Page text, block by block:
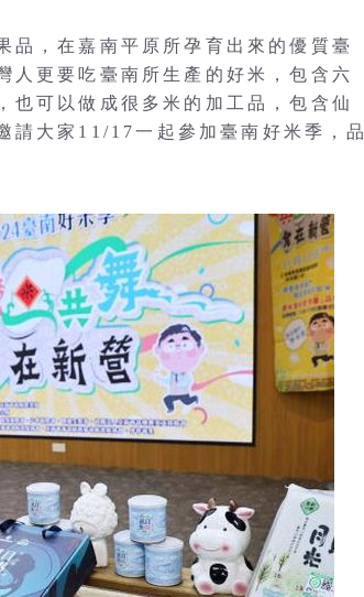
品，在嘉南平原所孕育出來的優質臺
人更要吃臺南所生產的好米，包含六
也可以做成很多米的加工品，包含仙
請大家11/17一起參加臺南好米季，品